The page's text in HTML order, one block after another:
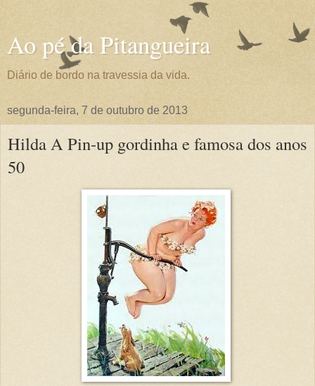
Ao pé da Pitangueira
Diário de bordo na travessia da vida.
segunda-feira, 7 de outubro de 2013
Hilda A Pin-up gordinha e famosa dos anos
50